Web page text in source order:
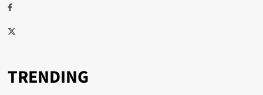
Facebook
Twitter
TRENDING